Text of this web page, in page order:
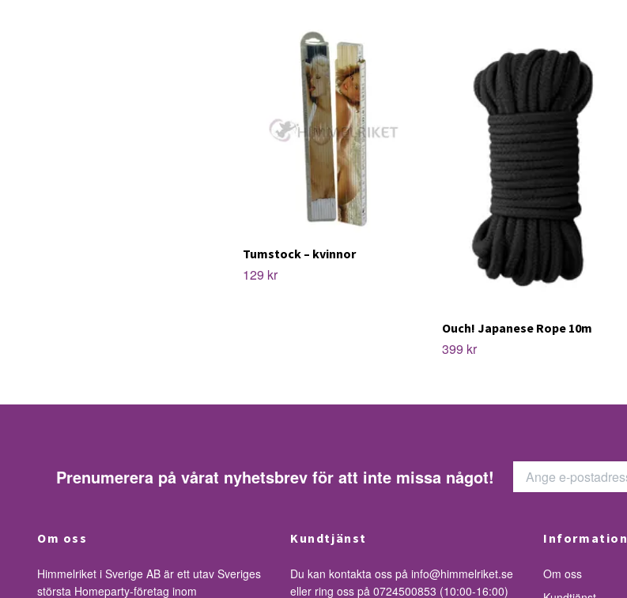
Tumstock – kvinnor
129 kr
Ouch! Japanese Rope 10m
399 kr
Prenumerera på vårat nyhetsbrev för att inte missa något!
Om oss
Himmelriket i Sverige AB är ett utav Sveriges
största Homeparty-företag inom
Kundtjänst
Du kan kontakta oss på info@himmelriket.se
eller ring oss på 0724500853 (10:00-16:00)
Information
Om oss